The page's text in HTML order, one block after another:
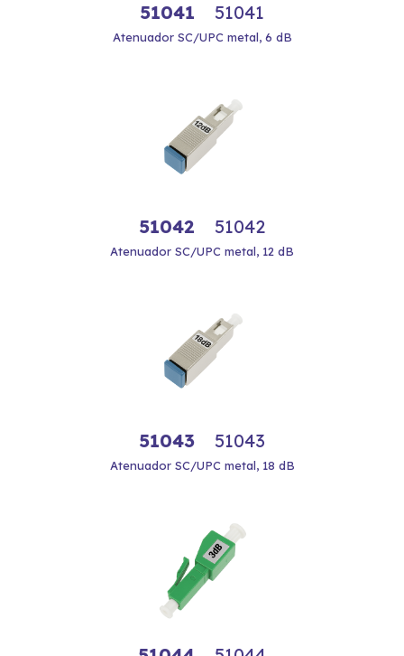
51041 51041
Atenuador SC/UPC metal, 6 dB
51042 51042
Atenuador SC/UPC metal, 12 dB
51043 51043
Atenuador SC/UPC metal, 18 dB